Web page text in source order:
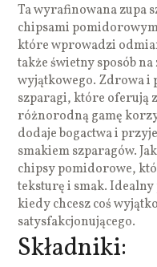
Ta wyrafinowana zupa
chipsami
które wprowadzi
także świetny sposób
wyjątkowego. Zdrowa i
szparagi, które oferują
różnorodną gamę
dodaje bogactwa i
smakiem szparagów.
chipsy pomidorowe,
teksturę i smak. Idealny
kiedy chcesz coś
satysfakcjonującego.
Składniki: